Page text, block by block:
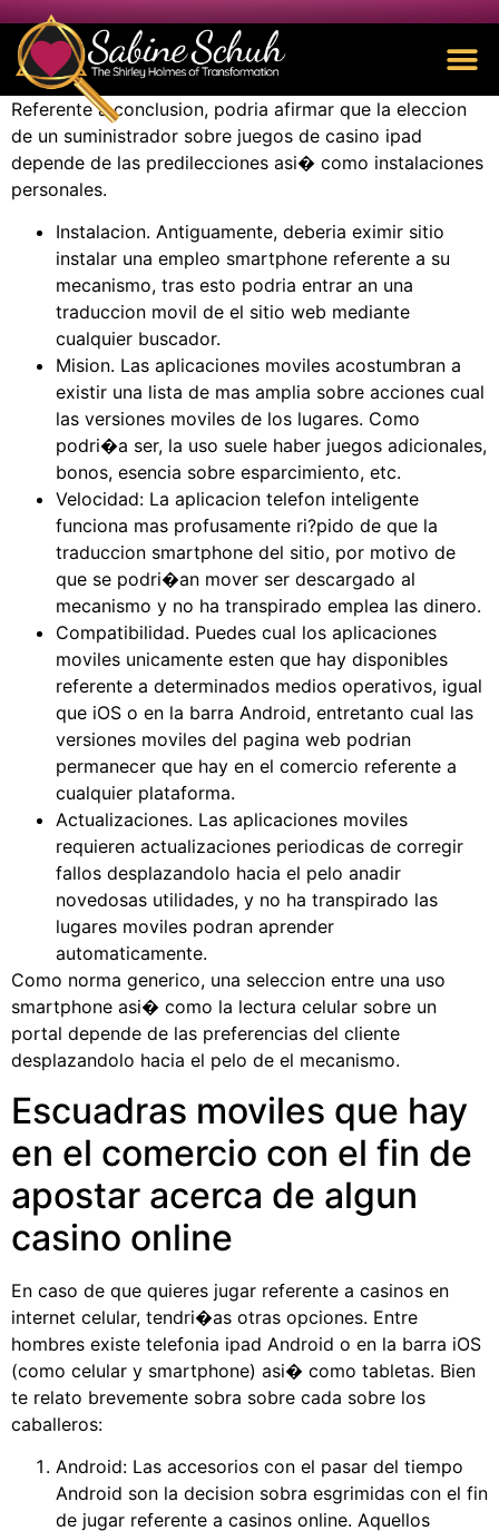
Referente a conclusion, podria afirmar que la eleccion
de un suministrador sobre juegos de casino ipad
depende de las predilecciones asi� como instalaciones
personales.
Instalacion. Antiguamente, deberia eximir sitio
instalar una empleo smartphone referente a su
mecanismo, tras esto podria entrar an una
traduccion movil de el sitio web mediante
cualquier buscador.
Mision. Las aplicaciones moviles acostumbran a
existir una lista de mas amplia sobre acciones cual
las versiones moviles de los lugares. Como
podri�a ser, la uso suele haber juegos adicionales,
bonos, esencia sobre esparcimiento, etc.
Velocidad: La aplicacion telefon inteligente
funciona mas profusamente ri?pido de que la
traduccion smartphone del sitio, por motivo de
que se podri�an mover ser descargado al
mecanismo y no ha transpirado emplea las dinero.
Compatibilidad. Puedes cual los aplicaciones
moviles unicamente esten que hay disponibles
referente a determinados medios operativos, igual
que iOS o en la barra Android, entretanto cual las
versiones moviles del pagina web podrian
permanecer que hay en el comercio referente a
cualquier plataforma.
Actualizaciones. Las aplicaciones moviles
requieren actualizaciones periodicas de corregir
fallos desplazandolo hacia el pelo anadir
novedosas utilidades, y no ha transpirado las
lugares moviles podran aprender
automaticamente.
Como norma generico, una seleccion entre una uso
smartphone asi� como la lectura celular sobre un
portal depende de las preferencias del cliente
desplazandolo hacia el pelo de el mecanismo.
Escuadras moviles que hay
en el comercio con el fin de
apostar acerca de algun
casino online
En caso de que quieres jugar referente a casinos en
internet celular, tendri�as otras opciones. Entre
hombres existe telefonia ipad Android o en la barra iOS
(como celular y smartphone) asi� como tabletas. Bien
te relato brevemente sobra sobre cada sobre los
caballeros:
Android: Las accesorios con el pasar del tiempo
Android son la decision sobra esgrimidas con el fin
de jugar referente a casinos online. Aquellos